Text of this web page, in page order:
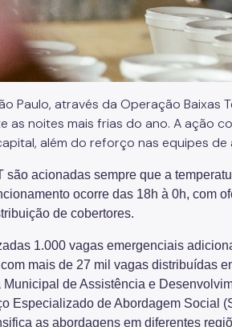
Paulo, através da Operação
as noites mais frias do ano. A ação
além do reforço nas equipes
são acionadas sempre que a
ocorre das 18h à 0h, com
de cobertores.
1.000 vagas emergenciais
mais de 27 mil vagas distribuídas
Municipal de Assistência e
Especializado de Abordagem Social
as abordagens em diferentes